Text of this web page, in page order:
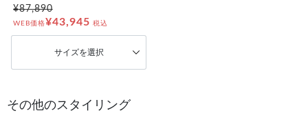
¥87,890
WEB価格¥43,945 税込
サイズを選択
その他のスタイリング